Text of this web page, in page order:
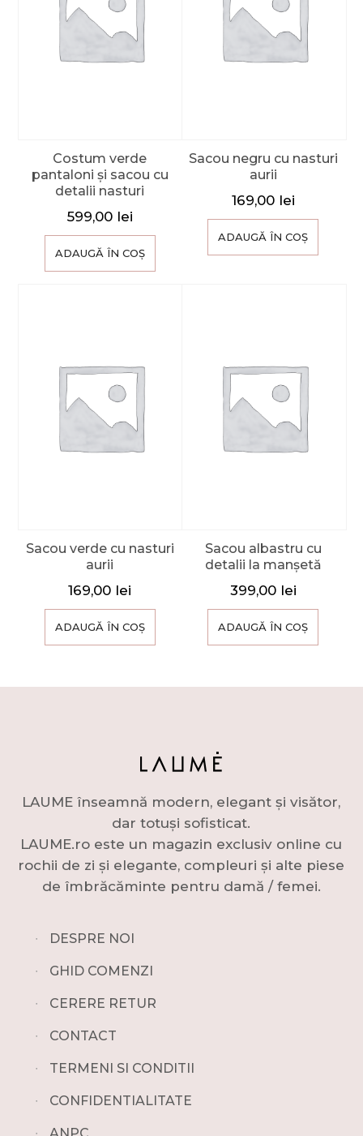
Costum verde
pantaloni și sacou cu
detalii nasturi
599,00 lei
ADAUGĂ ÎN COȘ
Sacou negru cu nasturi
aurii
169,00 lei
ADAUGĂ ÎN COȘ
Sacou verde cu nasturi
aurii
169,00 lei
ADAUGĂ ÎN COȘ
Sacou albastru cu
detalii la manșetă
399,00 lei
ADAUGĂ ÎN COȘ
LAUME înseamnă modern, elegant și visător,
dar totuși sofisticat.
LAUME.ro este un magazin exclusiv online cu
rochii de zi și elegante, compleuri și alte piese
de îmbrăcăminte pentru damă / femei.
∙ DESPRE NOI
∙ GHID COMENZI
∙ CERERE RETUR
∙ CONTACT
∙ TERMENI SI CONDITII
∙ CONFIDENTIALITATE